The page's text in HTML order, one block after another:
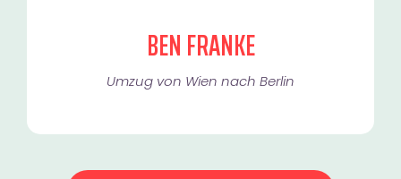
BEN FRANKE
Umzug von Wien nach Berlin